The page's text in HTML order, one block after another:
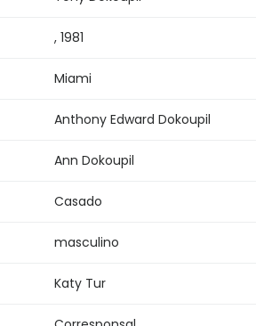
, 1981
Miami
Anthony Edward Dokoupil
Ann Dokoupil
Casado
masculino
Katy Tur